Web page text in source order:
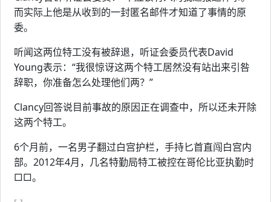
而实际上他是从收到的一封匿名邮件才知道了事情的原
委。
听闻这两位特工没有被辞退，听证会委员代表David
Young表示：“我很惊讶这两个特工居然没有站出来引咎
辞职，你准备怎么处理他们两？”
Clancy回答说目前事故的原因正在调查中，所以还未开除
这两个特工。
6个月前，一名男子翻过白宫护栏，手持匕首直闯白宫内
部。2012年4月，几名特勤局特工被控在哥伦比亚执勤时
□□。